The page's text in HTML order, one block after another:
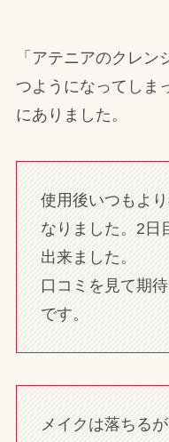
「アテニアのクレ
つようになってしま
にありました。
使用後いつもよ
なりました。2日
出来ました。
口コミを見て期
です。
メイクは落ちる